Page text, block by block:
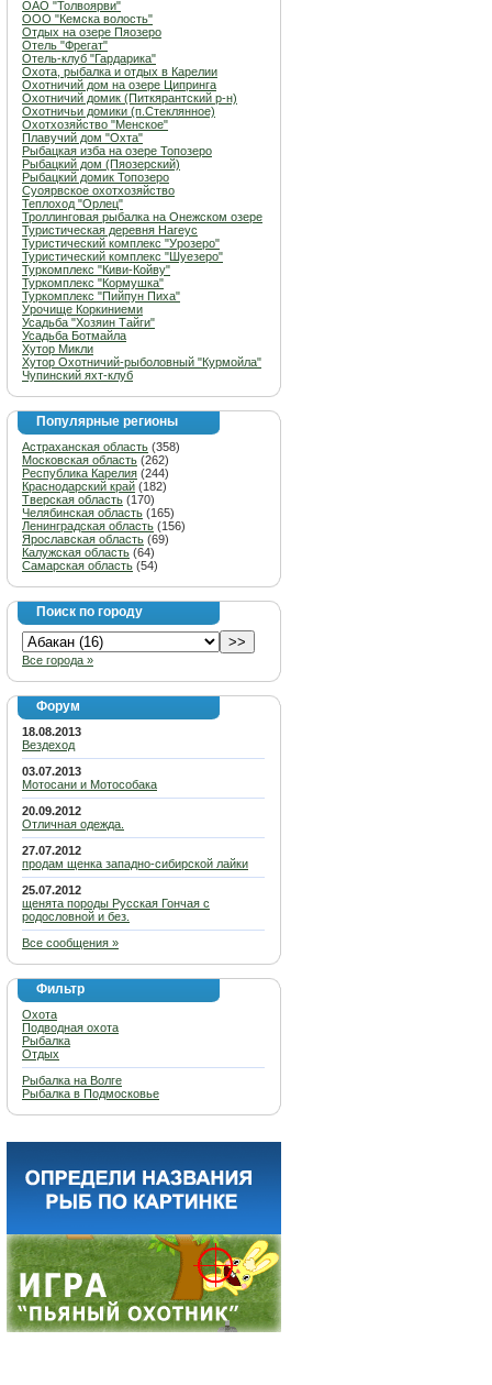
ОАО "Толвоярви"
ООО "Кемска волость"
Отдых на озере Пяозеро
Отель "Фрегат"
Отель-клуб "Гардарика"
Охота, рыбалка и отдых в Карелии
Охотничий дом на озере Ципринга
Охотничий домик (Питкярантский р-н)
Охотничьи домики (п.Стеклянное)
Охотхозяйство "Менское"
Плавучий дом "Охта"
Рыбацкая изба на озере Топозеро
Рыбацкий дом (Пяозерский)
Рыбацкий домик Топозеро
Суоярвское охотхозяйство
Теплоход "Орлец"
Троллинговая рыбалка на Онежском озере
Туристическая деревня Нагеус
Туристический комплекс "Урозеро"
Туристический комплекс "Шуезеро"
Туркомплекс "Киви-Койву"
Туркомплекс "Кормушка"
Туркомплекс "Пийпун Пиха"
Урочище Коркиниеми
Усадьба "Хозяин Тайги"
Усадьба Ботмайла
Хутор Микли
Хутор Охотничий-рыболовный "Курмойла"
Чупинский яхт-клуб
Популярные регионы
Астраханская область (358)
Московская область (262)
Республика Карелия (244)
Краснодарский край (182)
Тверская область (170)
Челябинская область (165)
Ленинградская область (156)
Ярославская область (69)
Калужская область (64)
Самарская область (54)
Поиск по городу
Все города »
Форум
18.08.2013
Вездеход
03.07.2013
Мотосани и Мотособака
20.09.2012
Отличная одежда.
27.07.2012
продам щенка западно-сибирской лайки
25.07.2012
щенята породы Русская Гончая с
родословной и без.
Все сообщения »
Фильтр
Охота
Подводная охота
Рыбалка
Отдых
Рыбалка на Волге
Рыбалка в Подмосковье